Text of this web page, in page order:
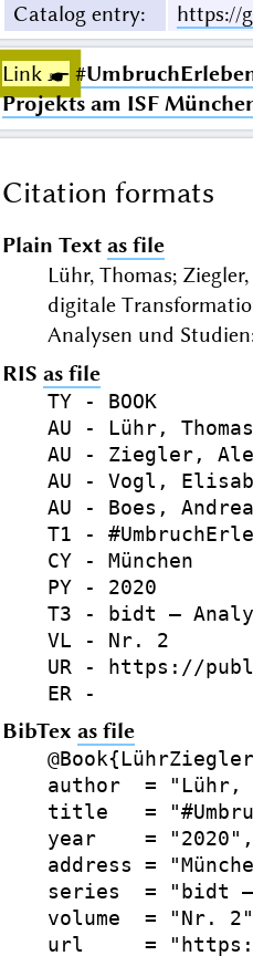
Catalog entry: https://
Link ☛
Projekts am ISF
Citation formats
Plain Text as file
Lühr, Thomas;
digitale
Analysen und
RIS as file
TY - BOOK
AU - Lühr, Thomas
AU - Ziegler,
AU - Vogl,
AU - Boes,
T1 -
CY - München
PY - 2020
T3 - bidt –
VL - Nr. 2
UR - https://
BibTex as file
author  = "Lühr,
title   =
year    = "2020",
address =
series  = "bidt –
volume  = "Nr.
url     = "https://